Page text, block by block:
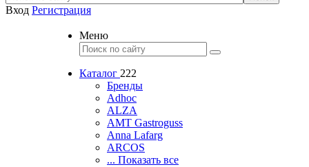
Вход Регистрация
Меню
Каталог 222
Бренды
Adhoc
ALZA
AMT Gastroguss
Anna Lafarg
ARCOS
... Показать все